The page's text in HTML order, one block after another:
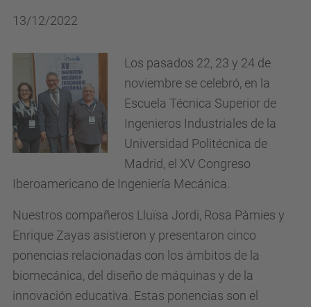
13/12/2022
Los pasados 22, 23 y 24 de
noviembre se celebró, en la
Escuela Técnica Superior de
Ingenieros Industriales de la
Universidad Politécnica de
Madrid, el XV Congreso
Iberoamericano de Ingeniería Mecánica.
Nuestros compañeros Lluïsa Jordi, Rosa Pàmies y
Enrique Zayas asistieron y presentaron cinco
ponencias relacionadas con los ámbitos de la
biomecánica, del diseño de máquinas y de la
innovación educativa. Estas ponencias son el